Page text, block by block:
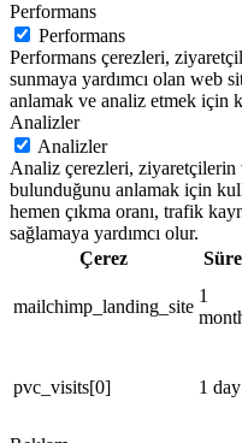
Performans
Performans
Performans çerezleri,
sunmaya yardımcı olan web
anlamak ve analiz etmek için
Analizler
Analizler
Analiz çerezleri, ziyaretçilerin
bulunduğunu anlamak için
hemen çıkma oranı, trafik
sağlamaya yardımcı olur.
Çerez
Süre
mailchimp_landing_site
1
pvc_visits[0] 1 day